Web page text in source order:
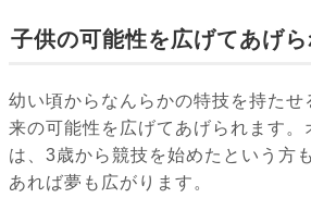
子供の可能性を広げてあげら
幼い頃からなんらかの特技を持たせ
来の可能性を広げてあげられます。
は、3歳から競技を始めたという方
あれば夢も広がります。